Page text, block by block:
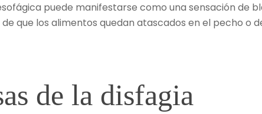
puede manifestarse como una sensación de
que los alimentos quedan atascados en el pecho o
de la disfagia